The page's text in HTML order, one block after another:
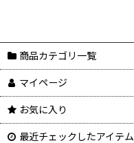
商品カテゴリ一覧
マイページ
お気に入り
最近チェックしたアイテム